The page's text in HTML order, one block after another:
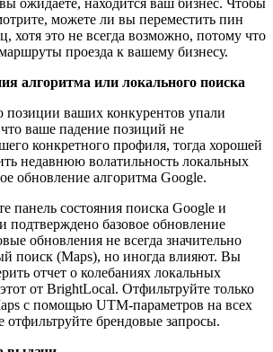
ожидаете, находится ваш бизнес. Чтобы
можете ли вы переместить пин
хотя это не всегда возможно, потому что
проезда к вашему бизнесу.
алгоритма или локального поиска
позиции ваших конкурентов упали
ваше падение позиций не
конкретного профиля, тогда хорошей
недавнюю волатильность локальных
обновление алгоритма Google.
панель состояния поиска Google и
подтверждено базовое обновление
обновления не всегда значительно
поиск (Maps), но иногда влияют. Вы
отчет о колебаниях локальных
от BrightLocal. Отфильтруйте только
с помощью UTM-параметров на всех
отфильтруйте брендовые запросы.